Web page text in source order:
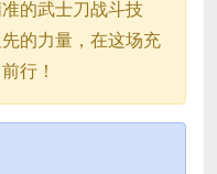
的武士刀战斗技
的力量，在这场充
行！